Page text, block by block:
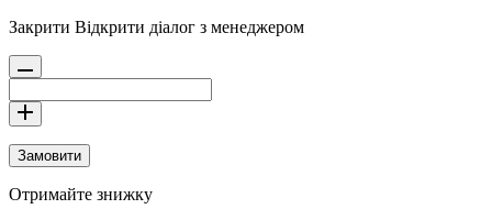
Закрити Відкрити діалог з менеджером
Замовити
Отримайте знижку